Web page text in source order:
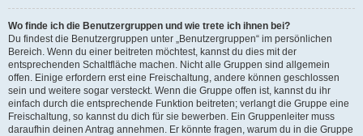
Wo finde ich die Benutzergruppen und wie trete ich ihnen bei?
Du findest die Benutzergruppen unter „Benutzergruppen“ im persönlichen
Bereich. Wenn du einer beitreten möchtest, kannst du dies mit der
entsprechenden Schaltfläche machen. Nicht alle Gruppen sind allgemein
offen. Einige erfordern erst eine Freischaltung, andere können geschlossen
sein und weitere sogar versteckt. Wenn die Gruppe offen ist, kannst du ihr
einfach durch die entsprechende Funktion beitreten; verlangt die Gruppe eine
Freischaltung, so kannst du dich für sie bewerben. Ein Gruppenleiter muss
daraufhin deinen Antrag annehmen. Er könnte fragen, warum du in die Gruppe